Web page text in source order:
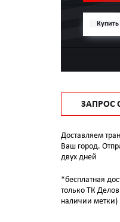
ЗАПРОС
Доставляем
Ваш город.
двух дней
*бесплатная
только ТК
наличии метки)